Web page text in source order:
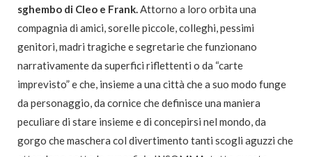
sghembo di Cleo e Frank.Attorno a loro orbita una
compagnia di amici, sorelle piccole, colleghi, pessimi
genitori, madri tragiche e segretarie che funzionano
narrativamente da superfici riflettenti o da “carte
imprevisto” e che, insieme a una città che a suo modo funge
da personaggio, da cornice che definisce una maniera
peculiare di stare insieme e di concepirsi nel mondo, da
gorgo che maschera col divertimento tanti scogli aguzzi che